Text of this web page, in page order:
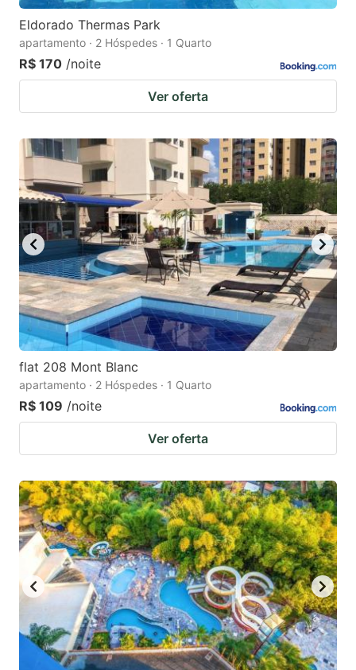
Eldorado Thermas Park
apartamento · 2 Hóspedes · 1 Quarto
R$ 170 /noite
Ver oferta
flat 208 Mont Blanc
apartamento · 2 Hóspedes · 1 Quarto
R$ 109 /noite
Ver oferta